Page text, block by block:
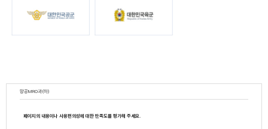
항공MRO과(하)
페이지의 내용이나 사용편의성에 대한 만족도를 평가해 주세요.